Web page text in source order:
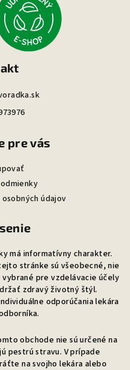
pre vás
údajov
má informatívny charakter.
stránke sú všeobecné, nie
vybrané pre vzdelávacie účely
zdravý životný štýl.
odporúčania lekára
obchode nie sú určené na
pestrú stravu. V prípade
na svojho lekára alebo